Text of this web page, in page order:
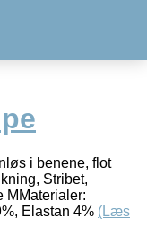
i benene, flot
Stribet,
MMaterialer:
Elastan 4% (Læs